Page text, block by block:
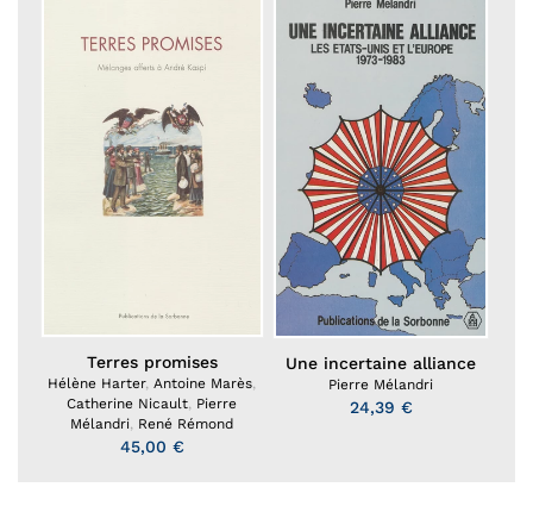
Terres promises
Hélène Harter,Antoine Marès,
Catherine Nicault, Pierre
Mélandri, René Rémond
45,00 €
Une incertaine alliance
Pierre Mélandri
24,39 €